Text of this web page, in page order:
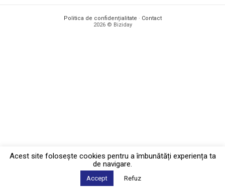
Politica de confidențialitate · Contact
2026 © Biziday
Acest site foloseşte cookies pentru a îmbunătăți experiența ta
de navigare.
Accept Refuz